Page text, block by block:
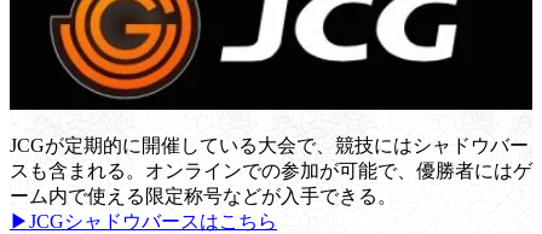
JCGが定期的に開催している大会で、競技にはシャドウバー
スも含まれる。オンラインでの参加が可能で、優勝者にはゲ
ーム内で使える限定称号などが入手できる。
▶JCGシャドウバースはこちら